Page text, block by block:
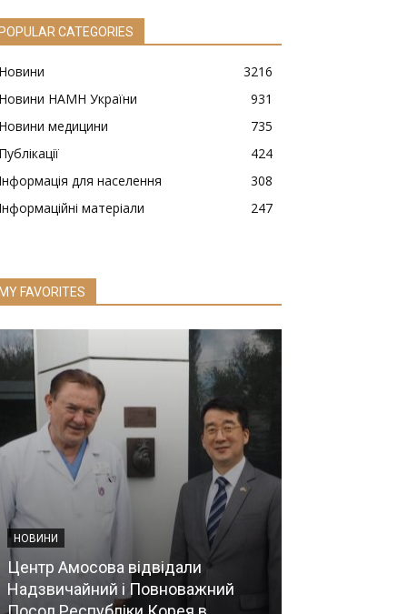
POPULAR CATEGORIES
Новини
3216
Новини НАМН України
931
Новини медицини
735
Публікації
424
Інформація для населення
308
Інформаційні матеріали
247
MY FAVORITES
НОВИНИ
Центр Амосова відвідали
Надзвичайний і Повноважний